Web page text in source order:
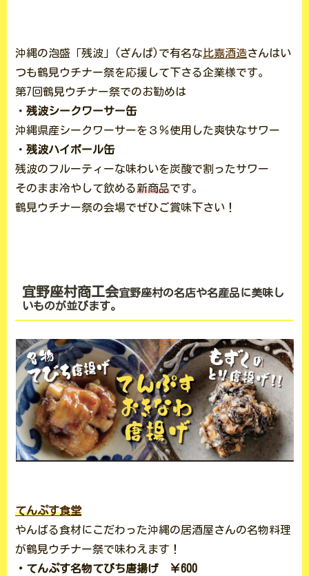
沖縄の泡盛「残波」(ざんぱ)で有名な 比嘉酒造さんはい
つも鶴見ウチナー祭を応援して下さる企業様です。
第7回鶴見ウチナー祭でのお勧めは
・残波シークワーサー缶
沖縄県産シークワーサーを３％使用した爽快なサワー
・残波ハイボール缶
残波のフルーティーな味わいを炭酸で割ったサワー
そのまま冷やして飲める新商品です。
鶴見ウチナー祭の会場でぜひご賞味下さい！
宜野座村商工会宜野座村の名店や名産品に美味し
いものが並びます。
てんぷす食堂
やんばる食材にこだわった沖縄の居酒屋さんの名物料理
が鶴見ウチナー祭で味わえます！
・てんぷす名物てびち唐揚げ ￥600